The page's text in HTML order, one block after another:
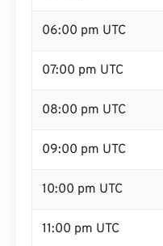
06:00 pm UTC
07:00 pm UTC
08:00 pm UTC
09:00 pm UTC
10:00 pm UTC
11:00 pm UTC